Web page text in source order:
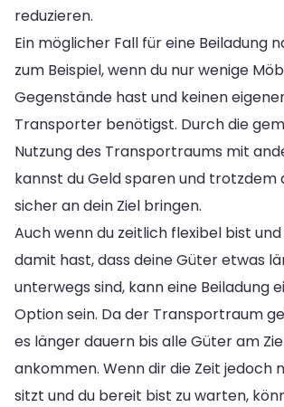
reduzieren.
Ein möglicher Fall für eine Beiladung
zum Beispiel, wenn du nur wenige
Gegenstände hast und keinen
Transporter benötigst. Durch die
Nutzung des Transportraums mit
kannst du Geld sparen und trotzdem
sicher an dein Ziel bringen.
Auch wenn du zeitlich flexibel bist
damit hast, dass deine Güter etwas
unterwegs sind, kann eine Beiladung
Option sein. Da der Transportraum
es länger dauern bis alle Güter am
ankommen. Wenn dir die Zeit jedoch
sitzt und du bereit bist zu warten,